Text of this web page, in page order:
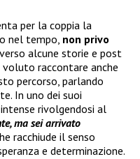
per la coppia la
nel tempo, non privo
alcune storie e post
raccontare anche
percorso, parlando
In uno dei suoi
rivolgendosi al
ma sei arrivato
racchiude il senso
e determinazione.